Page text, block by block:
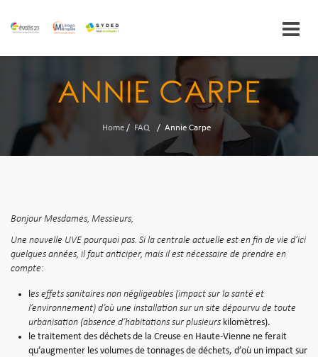
ANNIE CARPE
Home / FAQ / Annie Carpe
Bonjour Mesdames, Messieurs,
Une nouvelle UVE pourquoi pas. Si la centrale actuelle est en fin de vie d’ici
quelques années, il faut anticiper, mais il est nécessaire de prendre en
compte:
les effets sanitaires non négligeables (impact sur la santé et
l’environnement) d’où une installation sur un site dépourvu de toute
urbanisation (absence d’habitations sur plusieurs kilomètres).
le traitement des déchets de la Creuse en Haute-Vienne ne ferait
qu’augmenter les volumes de tonnages de déchets, d’où un impact sur